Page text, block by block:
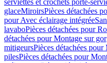
serviettes et crochets porte-
glaceMiroirsPièces détachées
pour Avec éclairage intégrée
lavaboPièces détachées pour
détachées pour Montage sur
mitigeursPièces détachées
pilesPièces détachées pour